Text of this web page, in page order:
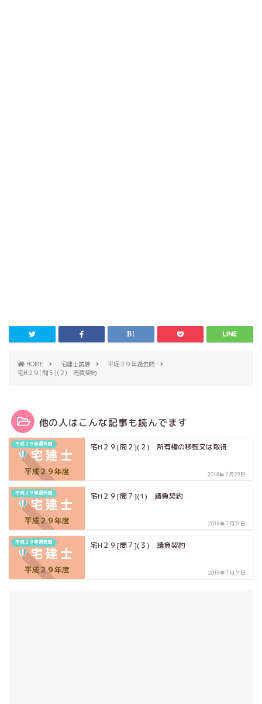
HOME 宅建士試験
平成２９年過去問
宅H２９[問５](２) 売買契約
他の人はこんな記事も読んでます
平成２９年過去問 宅H２９[問２](２) 所有権の移転又は取得
2018年7月29日
平成２９年過去問 宅H２９[問７](1) 請負契約
2018年7月31日
平成２９年過去問 宅H２９[問７](３) 請負契約
2018年7月31日